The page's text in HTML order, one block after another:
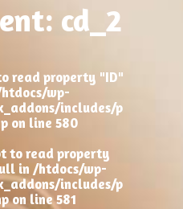
cd_2
read property "ID"
wp-
includes/p
on line 580
to read property
in /htdocs/wp-
includes/p
on line581